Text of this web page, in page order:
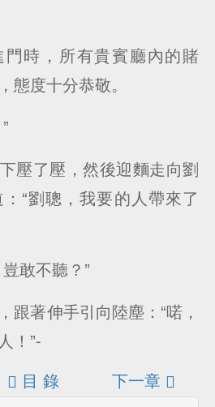
時，所有貴賓廳內的賭
態度十分恭敬。
壓了壓，然後迎麵走向劉
“劉聰，我要的人帶來了
敢不聽？”
跟著伸手引向陸塵：“喏，
！”-
目 錄
下一章